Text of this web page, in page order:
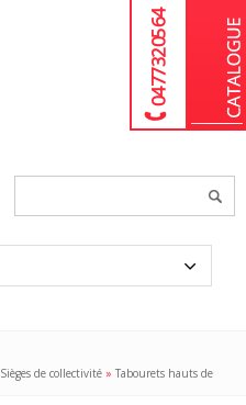
04 77 32 05 64
Sièges de collectivité » Tabourets hauts de